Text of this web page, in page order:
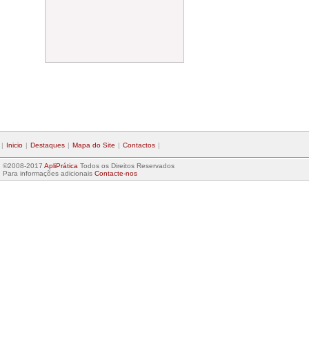
| Inicio | Destaques | Mapa do Site | Contactos |
©2008-2017 ApliPrática Todos os Direitos Reservados
Para informações adicionais Contacte-nos